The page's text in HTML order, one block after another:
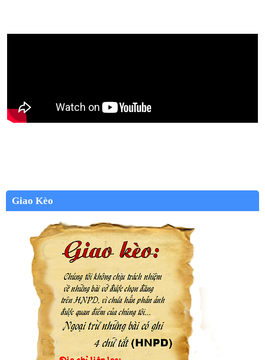
Giao Kèo